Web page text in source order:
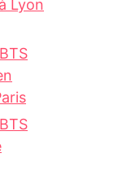
Lyon